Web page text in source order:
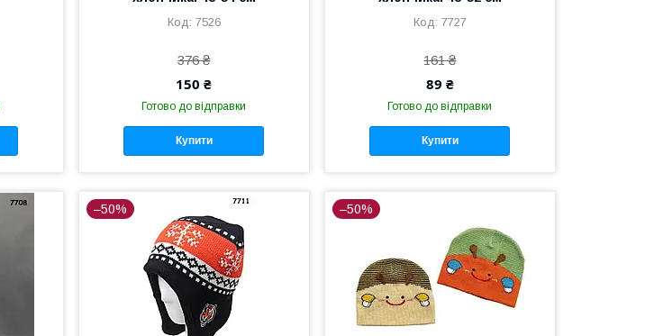
7526
376 ₴
150 ₴
Готово до відправки
Купити
7727
161 ₴
89 ₴
Готово до відправки
Купити
–50% –50%